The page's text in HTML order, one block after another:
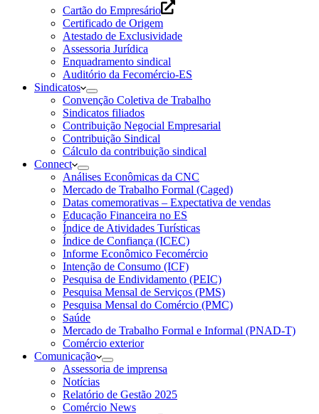
Cartão do Empresário
Certificado de Origem
Atestado de Exclusividade
Assessoria Jurídica
Enquadramento sindical
Auditório da Fecomércio-ES
Sindicatos
Convenção Coletiva de Trabalho
Sindicatos filiados
Contribuição Negocial Empresarial
Contribuição Sindical
Cálculo da contribuição sindical
Connect
Análises Econômicas da CNC
Mercado de Trabalho Formal (Caged)
Datas comemorativas – Expectativa de vendas
Educação Financeira no ES
Índice de Atividades Turísticas
Índice de Confiança (ICEC)
Informe Econômico Fecomércio
Intenção de Consumo (ICF)
Pesquisa de Endividamento (PEIC)
Pesquisa Mensal de Serviços (PMS)
Pesquisa Mensal do Comércio (PMC)
Saúde
Mercado de Trabalho Formal e Informal (PNAD-T)
Comércio exterior
Comunicação
Assessoria de imprensa
Notícias
Relatório de Gestão 2025
Comércio News